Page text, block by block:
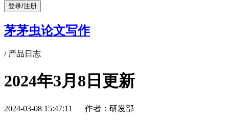
登录/注册
茅茅虫论文写作
/ 产品日志
2024年3月8日更新
2024-03-08 15:47:11 作者：研发部